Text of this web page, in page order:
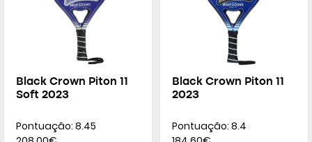
Black Crown Piton 11
Soft 2023
Pontuação: 8.45
Black Crown Piton 11
2023
Pontuação: 8.4